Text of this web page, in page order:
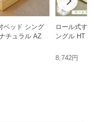
ベッド シング
チュラル AZ
ロール式す
ングル HT
8,742円